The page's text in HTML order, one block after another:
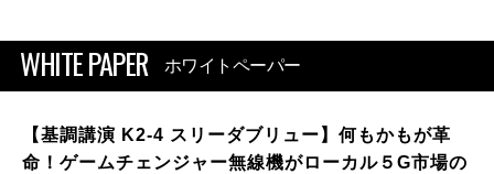
WHITE PAPER ホワイトペーパー
【基調講演 K2-4 スリーダブリュー】何もかもが革
命！ゲームチェンジャー無線機がローカル５G市場の